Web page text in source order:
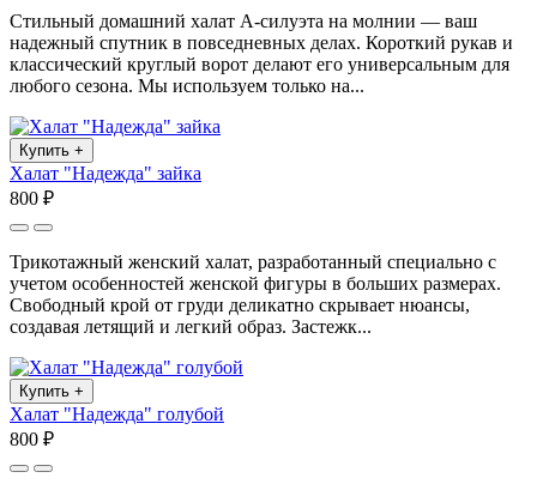
Стильный домашний халат А-силуэта на молнии — ваш
надежный спутник в повседневных делах. Короткий рукав и
классический круглый ворот делают его универсальным для
любого сезона. Мы используем только на...
Купить +
Халат "Надежда" зайка
800 ₽
Трикотажный женский халат, разработанный специально с
учетом особенностей женской фигуры в больших размерах.
Свободный крой от груди деликатно скрывает нюансы,
создавая летящий и легкий образ. Застежк...
Купить +
Халат "Надежда" голубой
800 ₽